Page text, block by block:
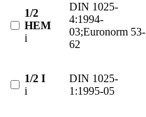
1/2
HEM
i
DIN 1025-
4:1994-
03;Euronorm 53-
62
1/2 I
i
DIN 1025-
1:1995-05